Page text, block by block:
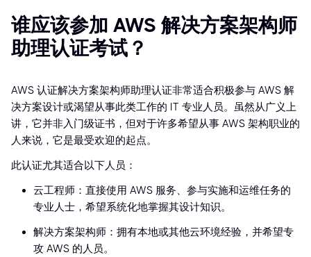
谁应该参加 AWS 解决方案架构师
助理认证考试？
AWS 认证解决方案架构师助理认证非常适合积极参与 AWS 解
决方案设计或渴望从事此类工作的 IT 专业人员。虽然从广义上
讲，它并非入门级证书，但对于许多希望从事 AWS 架构职业的
人来说，它是最受欢迎的起点。
此认证尤其适合以下人员：
云工程师：直接使用 AWS 服务、参与实施和运维任务的
专业人士，希望系统化地掌握其设计知识。
解决方案架构师：拥有本地或其他云环境经验，并希望专
攻 AWS 的人员。